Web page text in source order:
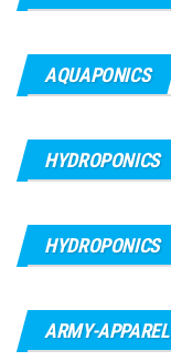
AQUAPONICS
HYDROPONICS
HYDROPONICS
ARMY-APPAREL